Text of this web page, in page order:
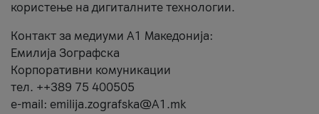
користење на дигиталните технологии.
Контакт за медиуми А1 Македонија:
Емилија Зографска
Корпоративни комуникации
тел. ++389 75 400505
e-mail: emilija.zografska@A1.mk